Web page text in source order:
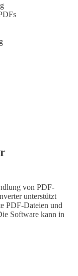
von PDF-
unterstützt
PDF-Dateien und
Software kann in